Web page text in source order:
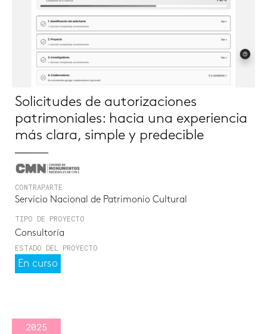
Solicitudes de autorizaciones
patrimoniales: hacia una experiencia
más clara, simple y predecible
CONTRAPARTE
Servicio Nacional de Patrimonio Cultural
TIPO DE PROYECTO
Consultoría
ESTADO DEL PROYECTO
En curso
2025